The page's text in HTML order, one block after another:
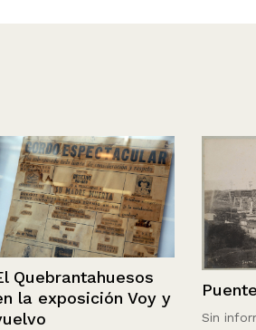
exposición Voy y
Puente
Sin